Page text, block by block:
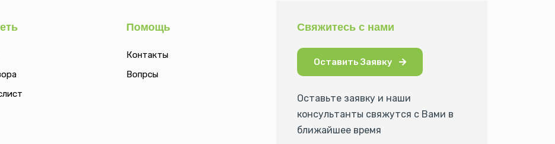
Помощь
Контакты
Вопрсы
Свяжитесь с нами
Оставить Заявку
Оставьте заявку и наши
консультанты свяжутся с Вами в
ближайшее время